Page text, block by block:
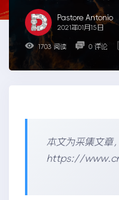
Pastore Antonio
2021年01月15日
1703 阅读 0 评论
本文为采集文章
https://